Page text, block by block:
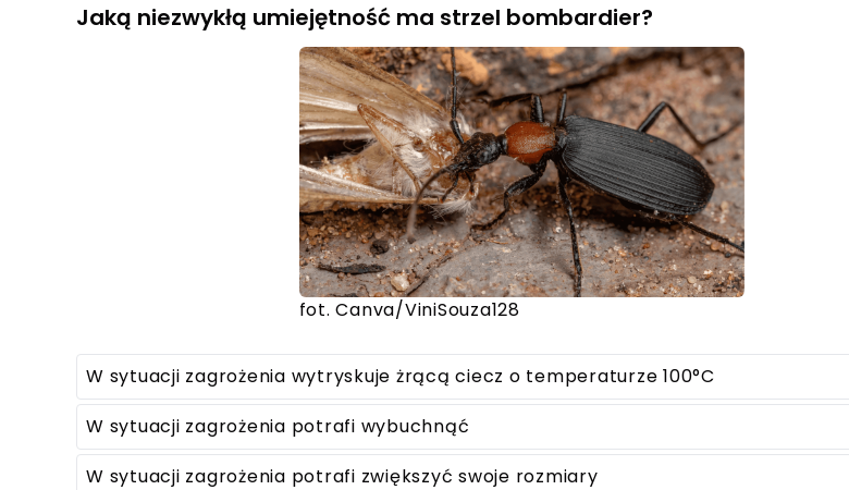
Jaką niezwykłą umiejętność ma strzel bombardier?
fot. Canva/ViniSouza128
W sytuacji zagrożenia wytryskuje żrącą ciecz o temperaturze 100°C
W sytuacji zagrożenia potrafi wybuchnąć
W sytuacji zagrożenia potrafi zwiększyć swoje rozmiary